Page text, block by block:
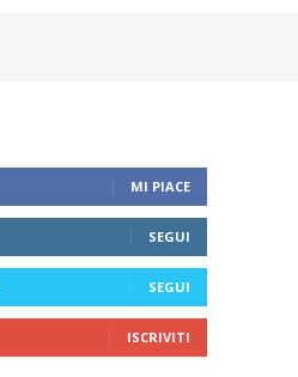
MI PIACE
SEGUI
SEGUI
ISCRIVITI